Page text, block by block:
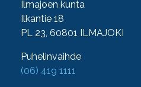
Ilmajoen kunta
Ilkantie 18
PL 23, 60801 ILMAJOKI
Puhelinvaihde
(06) 419 1111